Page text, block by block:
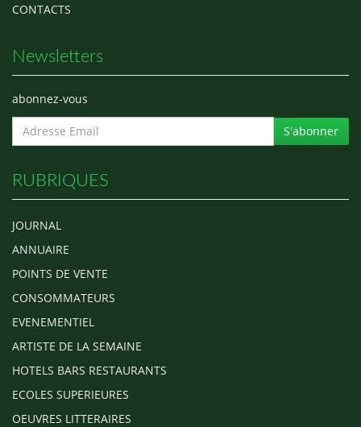
CONTACTS
Newsletters
abonnez-vous
S'abonner
RUBRIQUES
JOURNAL
ANNUAIRE
POINTS DE VENTE
CONSOMMATEURS
EVENEMENTIEL
ARTISTE DE LA SEMAINE
HOTELS BARS RESTAURANTS
ECOLES SUPERIEURES
OEUVRES LITTERAIRES